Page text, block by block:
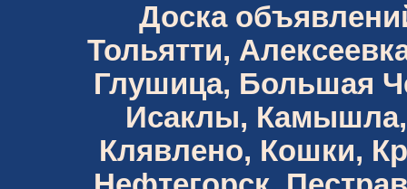
Доска
Тольятти,
Глушица, Большая
Исаклы, Камышла,
Клявлено, Кошки,